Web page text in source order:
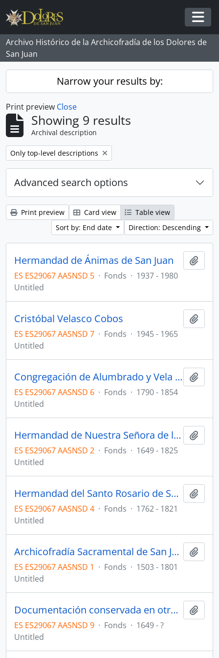
Skip to main content
Archivo Histórico de la Archicofradía de los Dolores de
San Juan
Narrow your results by:
Print preview Close
Showing 9 results
Archival description
Remove filter:
Only top-level descriptions
Advanced search options
Print preview Card view
Table view
Sort by: End date
Direction: Descending
Hermandad de Ánimas de San Juan
ES ES29067 AASNSD 5 · Fonds · 1937 - 1980
Untitled
Cristóbal Velasco Cobos
ES ES29067 AASNSD 7 · Fonds · 1945 - 1965
Untitled
Congregación de Alumbrado y Vela al Santísimo Sacramento
ES ES29067 AASNSD 6 · Fonds · 1790 - 1854
Untitled
Hermandad de Nuestra Señora de los Dolores
ES ES29067 AASNSD 2 · Fonds · 1649 - 1825
Untitled
Hermandad del Santo Rosario de San Juan
ES ES29067 AASNSD 4 · Fonds · 1762 - 1821
Untitled
Archicofradía Sacramental de San Juan
ES ES29067 AASNSD 1 · Fonds · 1503 - 1801
Untitled
Documentación conservada en otros archivos
ES ES29067 AASNSD 9 · Fonds · 1649 - ?
Untitled